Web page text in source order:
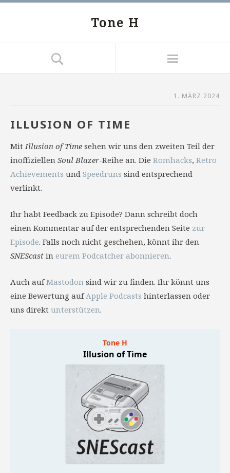
Tone H
1. MÄRZ 2024
ILLUSION OF TIME
MitIllusion of Time sehen wir uns den zweiten Teil der
inoffiziellen Soul Blazer-Reihe an. Die Romhacks, Retro
Achievements und Speedruns sind entsprechend
verlinkt.
Ihr habt Feedback zu Episode? Dann schreibt doch
einen Kommentar auf der entsprechenden Seite zur
Episode. Falls noch nicht geschehen, könnt ihr den
SNEScast in eurem Podcatcher abonnieren.
Auch aufMastodon sind wir zu finden. Ihr könnt uns
eine Bewertung aufApple Podcasts hinterlassen oder
uns direkt unterstützen.